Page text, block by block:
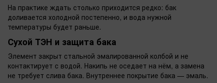
На практике ждать столько приходится редко: бак
доливается холодной постепенно, и вода нужной
температуры будет раньше.
Сухой ТЭН и защита бака
Элемент закрыт стальной эмалированной колбой и не
контактирует с водой. Накипь не оседает на нём, а замена
не требует слива бака. Внутреннее покрытие бака — эмаль.